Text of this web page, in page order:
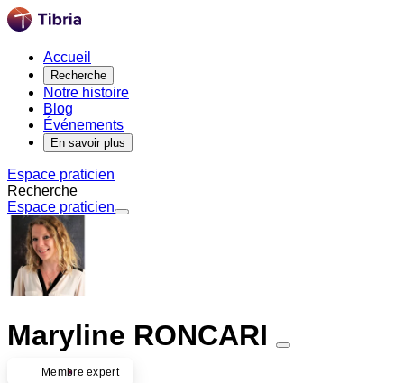
Accueil
Recherche
Notre histoire
Blog
Événements
En savoir plus
Espace praticien
Recherche
Espace praticien
Maryline RONCARI
Membre expert